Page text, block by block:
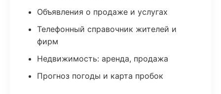
Объявления о продаже и услугах
Телефонный справочник жителей и
фирм
Недвижимость: аренда, продажа
Прогноз погоды и карта пробок